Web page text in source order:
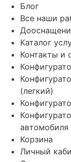
Блог
Все наши
Каталог
Контакты и
(легкий)
автомобиля
Корзина
Личный